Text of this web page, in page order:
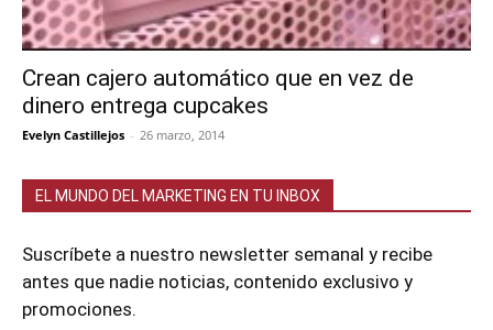
Crean cajero automático que en vez de
dinero entrega cupcakes
Evelyn Castillejos - 26 marzo, 2014
EL MUNDO DEL MARKETING EN TU INBOX
Suscríbete a nuestro newsletter semanal y recibe
antes que nadie noticias, contenido exclusivo y
promociones.